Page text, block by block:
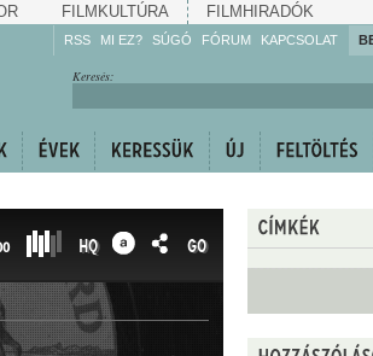
FILMKULTÚRA FILMHIRADÓK
RSS MI EZ? SÚGÓ
Gyarapítsa!
FÓRUM KAPCSOLAT
Keresés:
HQ GO